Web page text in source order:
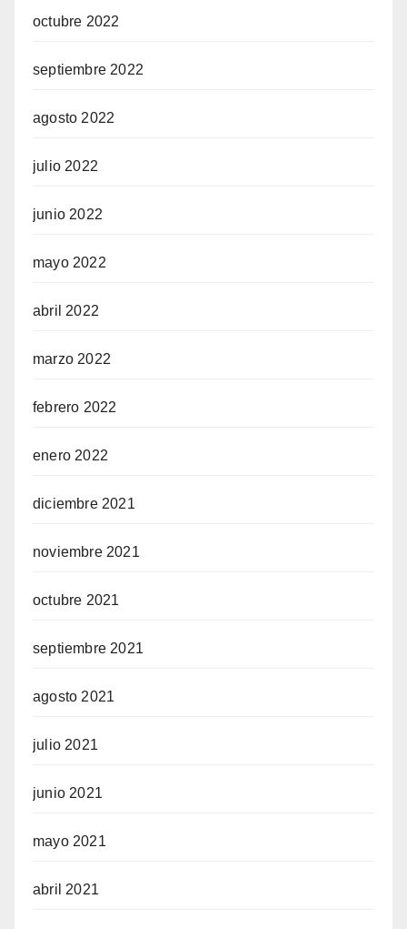
octubre 2022
septiembre 2022
agosto 2022
julio 2022
junio 2022
mayo 2022
abril 2022
marzo 2022
febrero 2022
enero 2022
diciembre 2021
noviembre 2021
octubre 2021
septiembre 2021
agosto 2021
julio 2021
junio 2021
mayo 2021
abril 2021